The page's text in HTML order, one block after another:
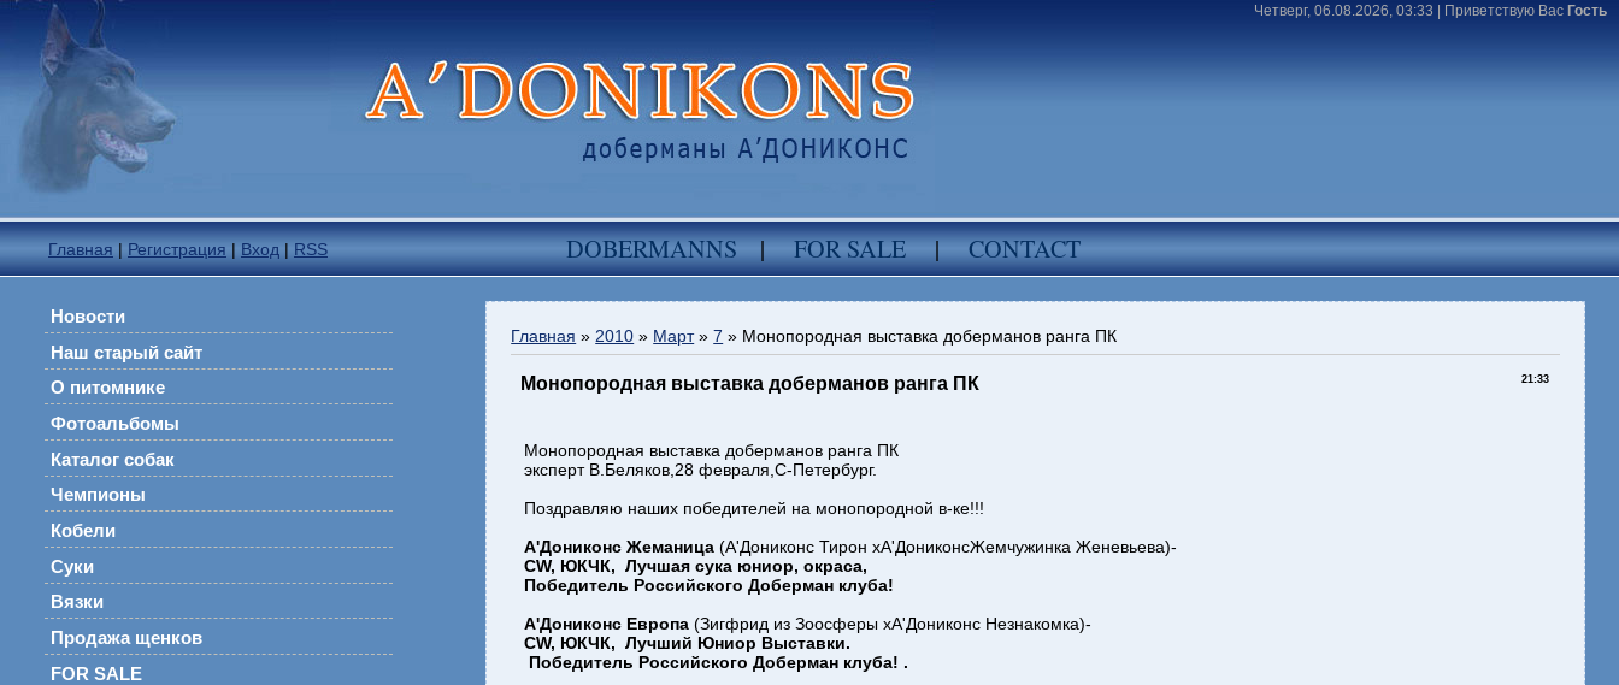
Четверг, 06.08.2026, 03:33 | Приветствую Вас Гость
Главная | Регистрация | Вход | RSS DOBERMANNS|FOR SALE|CONTACT
Новости
Наш старый сайт
О питомнике
Фотоальбомы
Каталог собак
Чемпионы
Кобели
Суки
Вязки
Продажа щенков
FOR SALE
Главная » 2010 » Март » 7 » Монопородная выставка доберманов ранга ПК
21:33
Монопородная выставка доберманов ранга ПК
Монопородная выставка доберманов ранга ПК
эксперт В.Беляков,28 февраля,С-Петербург.
Поздравляю наших победителей на монопородной в-ке!!!
А'Дониконс Жеманица(А'Дониконс Тирон хА'ДониконсЖемчужинка Женевьева)-
CW, ЮКЧК, Лучшая сука юниор, окраса,
Победитель Российского Доберман клуба!
А'Дониконс Европа (Зигфрид из Зоосферы хА'Дониконс Незнакомка)-
CW, ЮКЧК, Лучший Юниор Выставки.
Победитель Российского Доберман клуба! .